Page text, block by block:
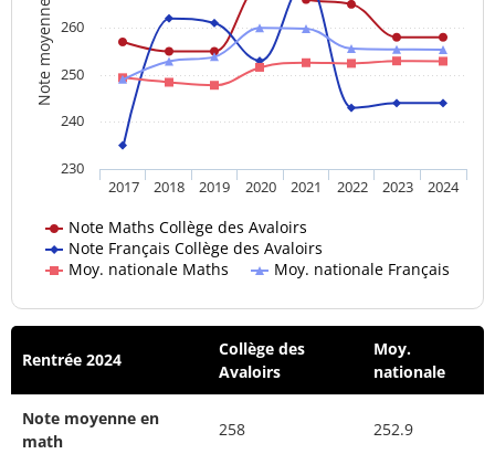
Note moyenne
Note Maths Collège des Avaloirs
Note Français Collège des Avaloirs
Moy. nationale Maths
Moy. nationale Français
2017 2018 2019 2020 2021 2022 2023 2024
230
240
250
260
Rentrée 2024
Collège des
Avaloirs
Moy.
nationale
Note moyenne en
math
258 252.9